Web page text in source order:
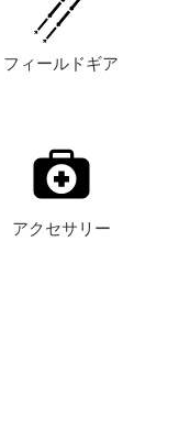
フィールドギア
アクセサリー